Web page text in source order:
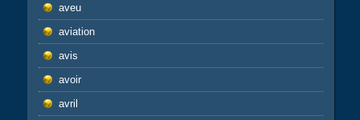
aveu
aviation
avis
avoir
avril